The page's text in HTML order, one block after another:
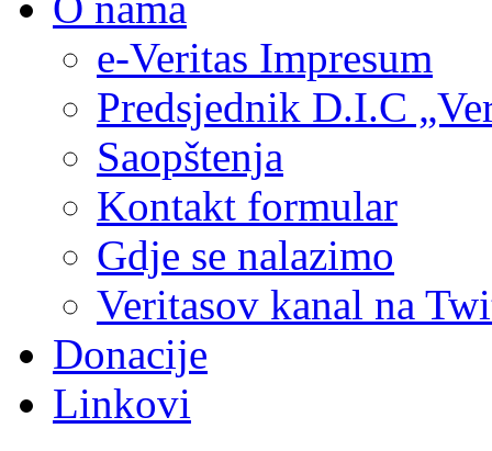
e-Veritas Impresum
Predsjednik D.I.C
Saopštenja
Kontakt formular
Gdje se nalazimo
Veritasov kanal na
Donacije
Linkovi